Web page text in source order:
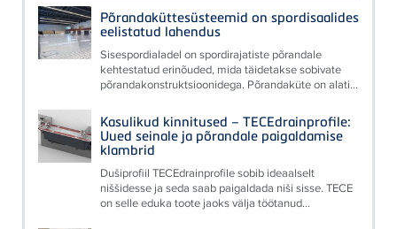
Põrandaküttesüsteemid on spordisaalides
eelistatud lahendus
Sisespordialadel on spordirajatiste põrandale
kehtestatud erinõuded, mida täidetakse sobivate
põrandakonstruktsioonidega. Põrandaküte on alati...
Kasulikud kinnitused – TECEdrainprofile:
Uued seinale ja põrandale paigaldamise
klambrid
Dušiprofiil TECEdrainprofile sobib ideaalselt
niššidesse ja seda saab paigaldada niši sisse. TECE
on selle eduka toote jaoks välja töötanud...